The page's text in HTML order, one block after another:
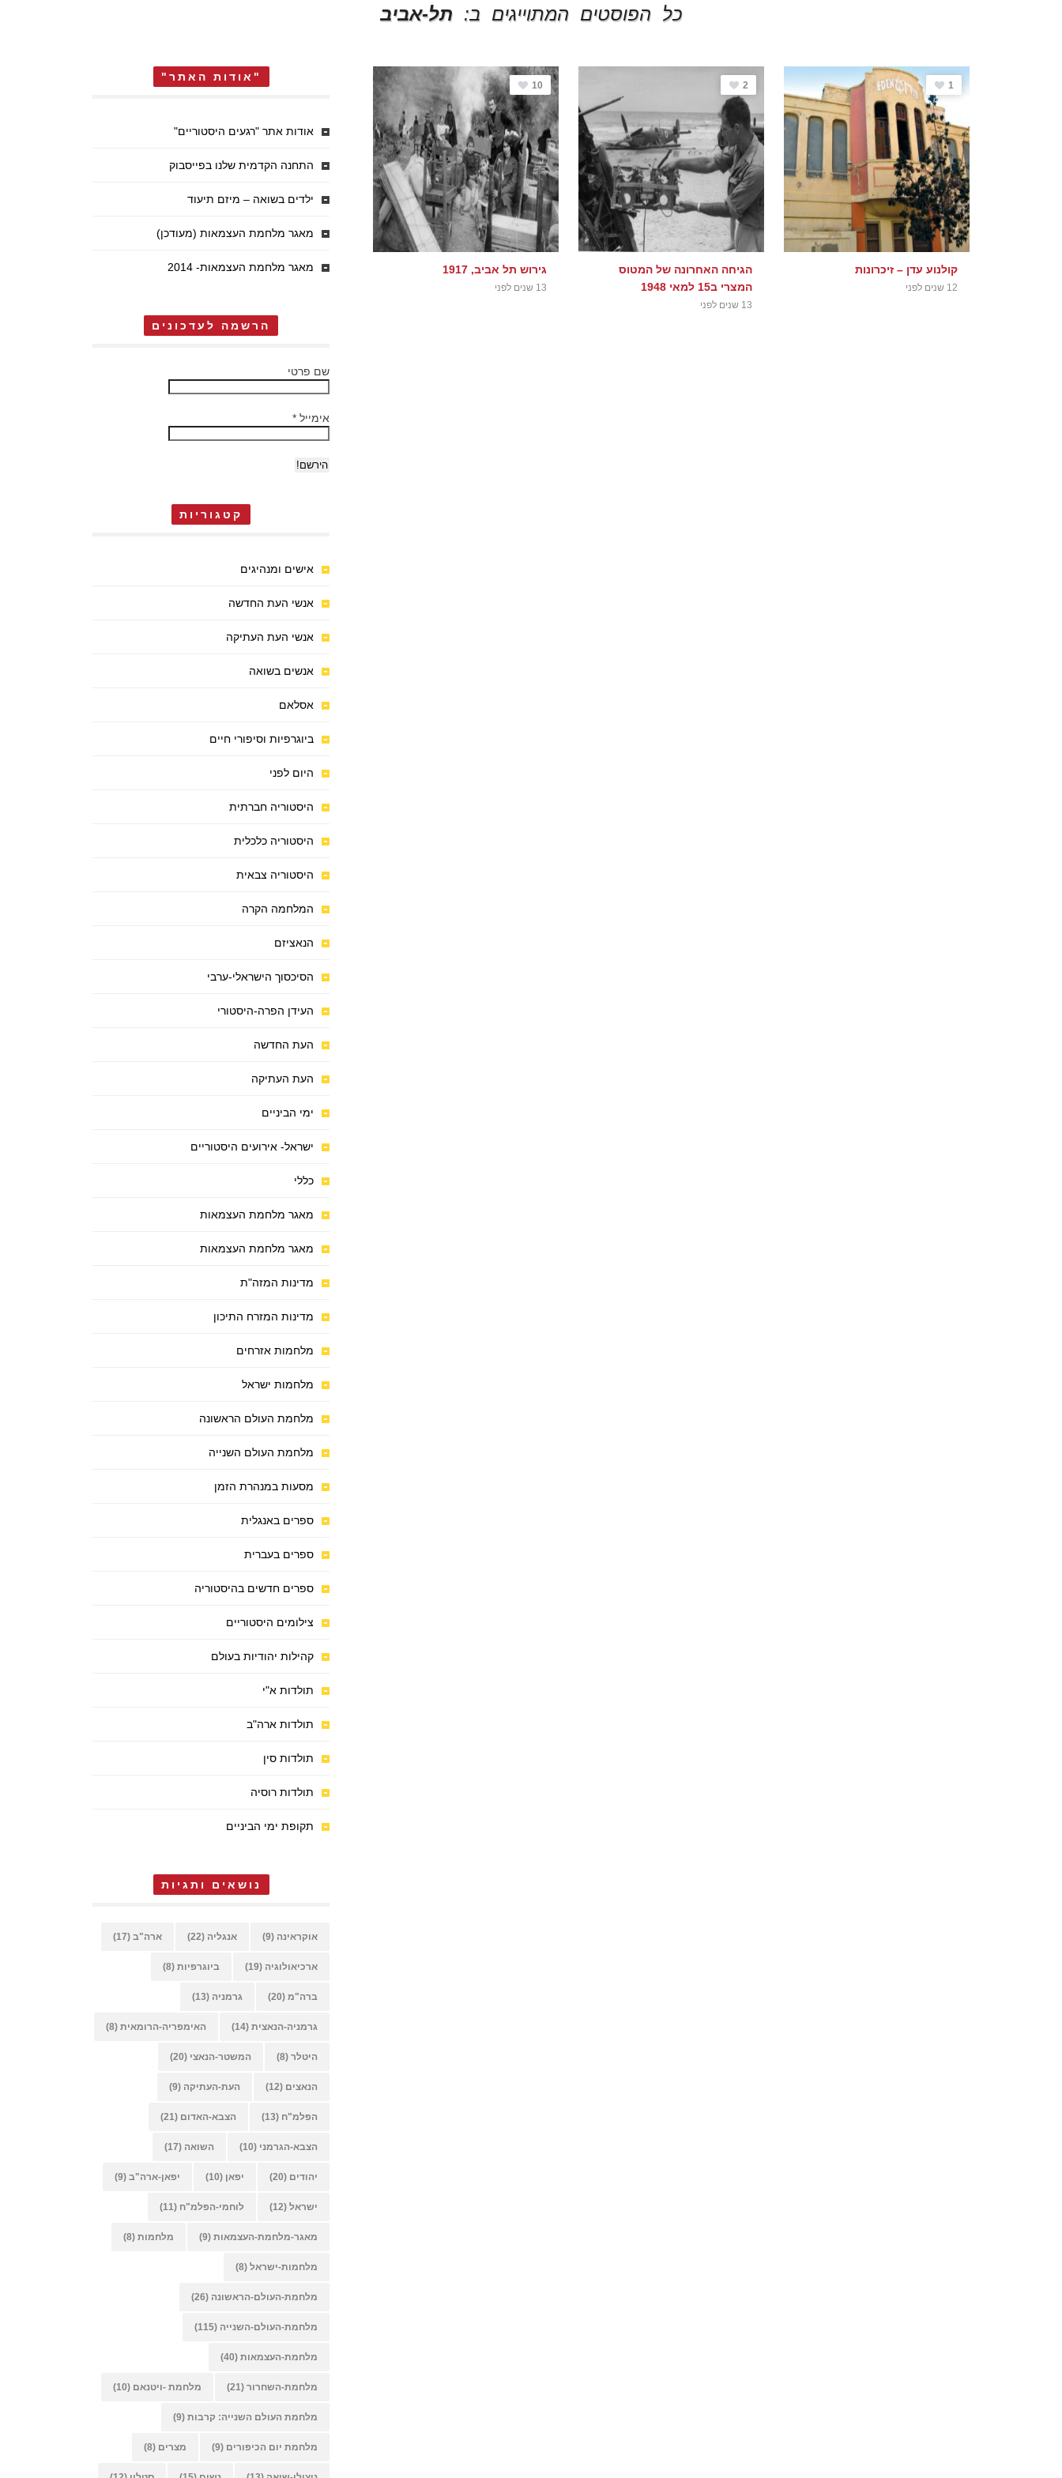
כל הפוסטים המתוייגים ב:תל-אביב
1
קולנוע עדן – זיכרונות
12 שנים לפני
2
הגיחה האחרונה של המטוס
המצרי ב15 למאי 1948
13 שנים לפני
10
גירוש תל אביב, 1917
13 שנים לפני
"אודות האתר"
אודות אתר "רגעים היסטוריים"
התחנה הקדמית שלנו בפייסבוק
ילדים בשואה – מיזם תיעוד
מאגר מלחמת העצמאות (מעודכן)
מאגר מלחמת העצמאות- 2014
הרשמה לעדכונים
שם פרטי
אימייל *
קטגוריות
אישים ומנהיגים
אנשי העת החדשה
אנשי העת העתיקה
אנשים בשואה
אסלאם
ביוגרפיות וסיפורי חיים
היום לפני
היסטוריה חברתית
היסטוריה כלכלית
היסטוריה צבאית
המלחמה הקרה
הנאציזם
הסיכסוך הישראלי-ערבי
העידן הפרה-היסטורי
העת החדשה
העת העתיקה
ימי הביניים
ישראל- אירועים היסטוריים
כללי
מאגר מלחמת העצמאות
מאגר מלחמת העצמאות
מדינות המזה"ת
מדינות המזרח התיכון
מלחמות אזרחים
מלחמות ישראל
מלחמת העולם הראשונה
מלחמת העולם השנייה
מסעות במנהרת הזמן
ספרים באנגלית
ספרים בעברית
ספרים חדשים בהיסטוריה
צילומים היסטוריים
קהילות יהודיות בעולם
תולדות א"י
תולדות ארה"ב
תולדות סין
תולדות רוסיה
תקופת ימי הביניים
נושאים ותגיות
אוקראינה (9) אנגליה (22) ארה"ב (17)
ארכיאולוגיה (19) ביוגרפיות (8)
ברה"מ (20) גרמניה (13)
גרמניה-הנאצית (14) האימפריה-הרומאית (8)
היטלר (8) המשטר-הנאצי (20)
הנאצים (12) העת-העתיקה (9)
הפלמ"ח (13) הצבא-האדום (21)
הצבא-הגרמני (10) השואה (17)
יהודים (20) יפאן (10) יפאן-ארה"ב (9)
ישראל (12) לוחמי-הפלמ"ח (11)
מאגר-מלחמת-העצמאות (9) מלחמות (8)
מלחמות-ישראל (8)
מלחמת-העולם-הראשונה (26)
מלחמת-העולם-השנייה (115)
מלחמת-העצמאות (40)
מלחמת-השחרור (21) מלחמת -ויטנאם (10)
מלחמת העולם השנייה: קרבות (9)
מלחמת יום הכיפורים (9) מצרים (8)